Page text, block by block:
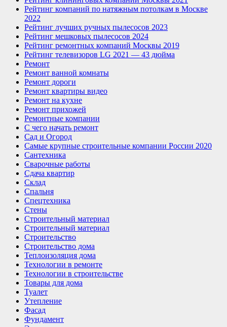
Рейтинг компаний по натяжным потолкам в Москве
2022
Рейтинг лучших ручных пылесосов 2023
Рейтинг мешковых пылесосов 2024
Рейтинг ремонтных компаний Москвы 2019
Рейтинг телевизоров LG 2021 — 43 дюйма
Ремонт
Ремонт ванной комнаты
Ремонт дороги
Ремонт квартиры видео
Ремонт на кухне
Ремонт прихожей
Ремонтные компании
С чего начать ремонт
Сад и Огород
Самые крупные строительные компании России 2020
Сантехника
Сварочные работы
Сдача квартир
Склад
Спальня
Спецтехника
Стены
Строительный материал
Строительный материал
Строительство
Строительство дома
Теплоизоляция дома
Технологии в ремонте
Технологии в строительстве
Товары для дома
Туалет
Утепление
Фасад
Фундамент